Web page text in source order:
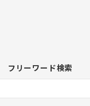
フリーワード検索